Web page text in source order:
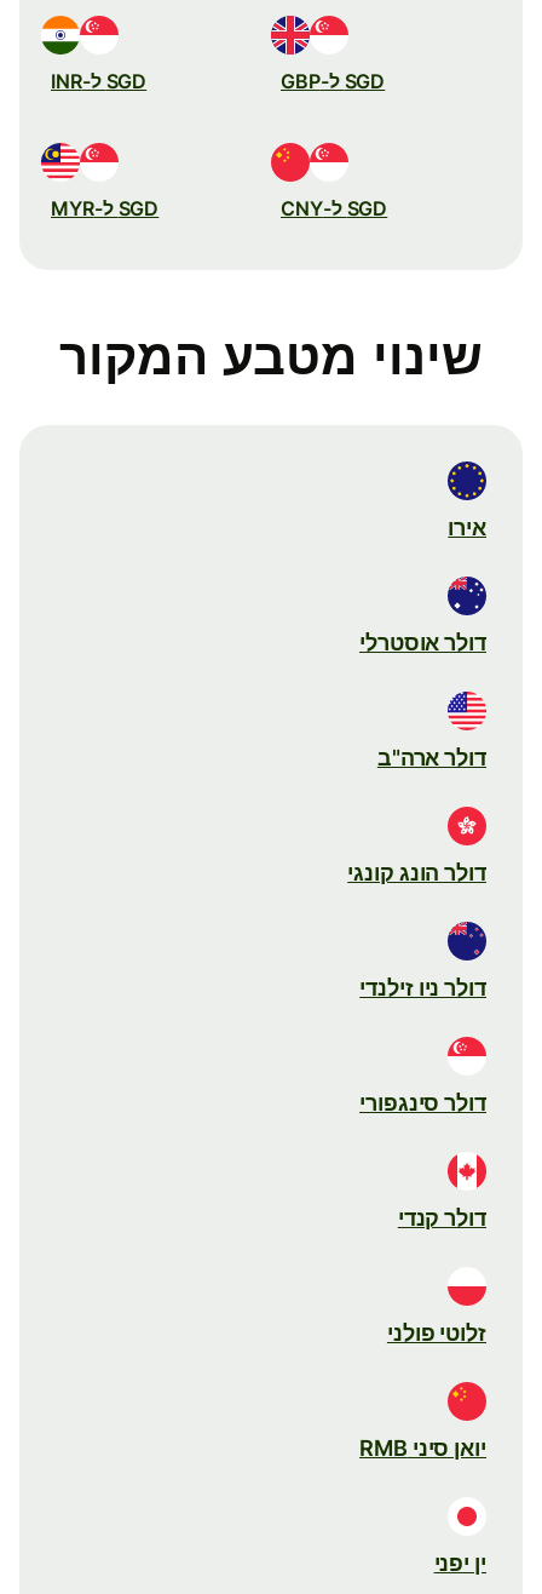
SGD ל-GBP SGD ל-INR
SGD ל-CNY SGD ל-MYR
שינוי מטבע המקור
אירו
דולר אוסטרלי
דולר ארה"ב
דולר הונג קונגי
דולר ניו זילנדי
דולר סינגפורי
דולר קנדי
זלוטי פולני
יואן סיני RMB
ין יפני